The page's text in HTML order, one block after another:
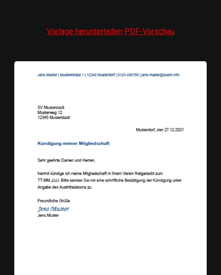
Vorlage herunterladen PDF-Vorschau